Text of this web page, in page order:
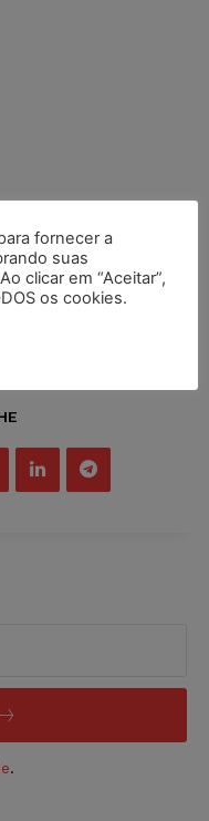
.
fornecer a
suas
clicar em “Aceitar”,
os cookies.